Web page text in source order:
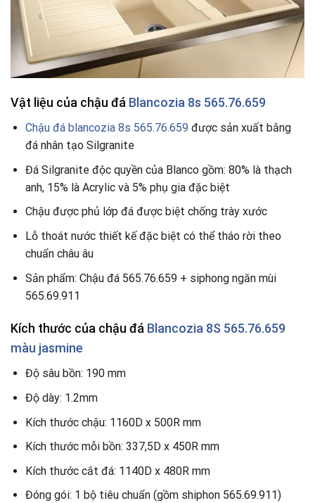
Vật liệu của chậu đá Blancozia 8s 565.76.659
Chậu đá blancozia 8s 565.76.659 được sản xuất bằng
đá nhân tạo Silgranite
Đá Silgranite độc quyền của Blanco gồm: 80% là thạch
anh, 15% là Acrylic và 5% phụ gia đặc biệt
Chậu được phủ lớp đá được biệt chống trày xước
Lỗ thoát nước thiết kế đặc biệt có thể tháo rời theo
chuẩn châu âu
Sản phẩm: Chậu đá 565.76.659 + siphong ngăn mùi
565.69.911
Kích thước của chậu đá Blancozia 8S 565.76.659
màu jasmine
Độ sâu bồn: 190 mm
Độ dày: 1.2mm
Kích thước chậu: 1160D x 500R mm
Kích thước mỗi bồn: 337,5D x 450R mm
Kích thước cắt đá: 1140D x 480R mm
Đóng gói: 1 bộ tiêu chuẩn (gồm shiphon 565.69.911)